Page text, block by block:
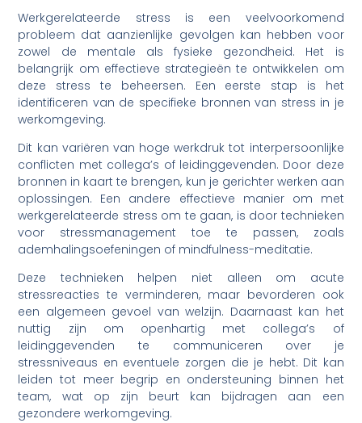
Werkgerelateerde stress is een veelvoorkomend
probleem dat aanzienlijke gevolgen kan hebben voor
zowel de mentale als fysieke gezondheid. Het is
belangrijk om effectieve strategieën te ontwikkelen om
deze stress te beheersen. Een eerste stap is het
identificeren van de specifieke bronnen van stress in je
werkomgeving.
Dit kan variëren van hoge werkdruk tot interpersoonlijke
conflicten met collega’s of leidinggevenden. Door deze
bronnen in kaart te brengen, kun je gerichter werken aan
oplossingen. Een andere effectieve manier om met
werkgerelateerde stress om te gaan, is door technieken
voor stressmanagement toe te passen, zoals
ademhalingsoefeningen of mindfulness-meditatie.
Deze technieken helpen niet alleen om acute
stressreacties te verminderen, maar bevorderen ook
een algemeen gevoel van welzijn. Daarnaast kan het
nuttig zijn om openhartig met collega’s of
leidinggevenden te communiceren over je
stressniveaus en eventuele zorgen die je hebt. Dit kan
leiden tot meer begrip en ondersteuning binnen het
team, wat op zijn beurt kan bijdragen aan een
gezondere werkomgeving.